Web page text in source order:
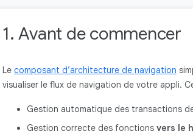
1. Avant de commencer
Le composant d’architecture de navigation
visualiser le flux de navigation de votre appli.
Gestion automatique des transactions
Gestion correcte des fonctions vers le